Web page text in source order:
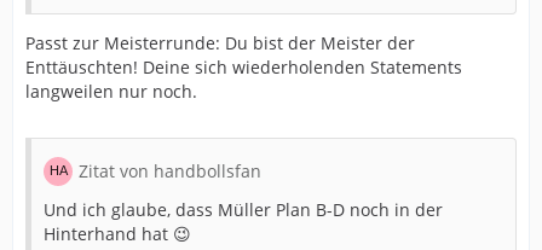
Passt zur Meisterrunde: Du bist der Meister der
Enttäuschten! Deine sich wiederholenden Statements
langweilen nur noch.
Zitat von handbollsfan
Und ich glaube, dass Müller Plan B-D noch in der
Hinterhand hat 😉